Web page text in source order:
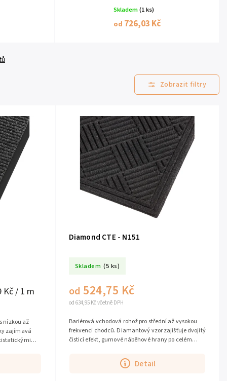
Skladem(1 ks)
od 726,03 Kč
Kč / 1 m
nízkou až
zajímavá
Diamond CTE - N151
Skladem (5 ks)
od 634,95 Kč včetně DPH
od 524,75 Kč
Detail
Bariérová vchodová rohož pro střední až vysokou
frekvenci chodců. Diamantový vzor zajišťuje dvojitý
čisticí efekt, gumové náběhové hrany po celém